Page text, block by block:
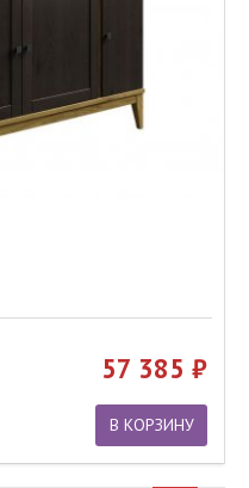
57 385
В КОРЗИНУ